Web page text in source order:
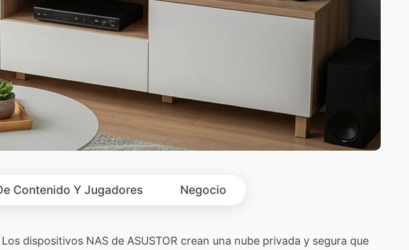
Contenido Y Jugadores Negocio
dispositivos NAS de ASUSTOR crean una nube privada y segura que